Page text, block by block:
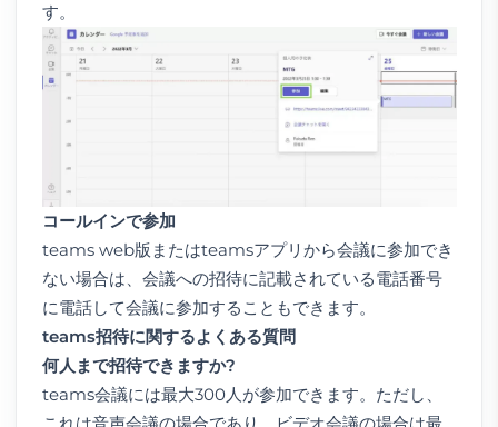
す。
コールインで参加
teams web版またはteamsアプリから会議に参加でき
ない場合は、会議への招待に記載されている電話番号
に電話して会議に参加することもできます。
teams招待に関するよくある質問
何人まで招待できますか?
teams会議には最大300人が参加できます。ただし、
これは音声会議の場合であり、ビデオ会議の場合は最